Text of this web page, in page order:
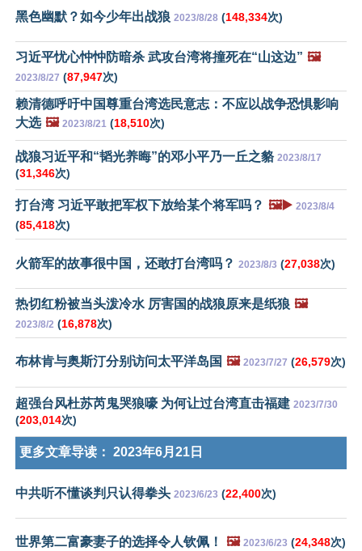
黑色幽默？如今少年出战狼 2023/8/28 (148,334次)
习近平忧心忡忡防暗杀 武攻台湾将撞死在“山这边” 🖼️
2023/8/27 (87,947次)
赖清德呼吁中国尊重台湾选民意志：不应以战争恐惧影响
大选 🖼️ 2023/8/21 (18,510次)
战狼习近平和“韬光养晦”的邓小平乃一丘之貉 2023/8/17
(31,346次)
打台湾 习近平敢把军权下放给某个将军吗？ 🖼️▶️ 2023/8/4
(85,418次)
火箭军的故事很中国，还敢打台湾吗？ 2023/8/3 (27,038次)
热切红粉被当头泼冷水 厉害国的战狼原来是纸狼 🖼️
2023/8/2 (16,878次)
布林肯与奥斯汀分别访问太平洋岛国 🖼️ 2023/7/27 (26,579次)
超强台风杜苏芮鬼哭狼嚎 为何让过台湾直击福建 2023/7/30
(203,014次)
更多文章导读： 2023年6月21日
中共听不懂谈判只认得拳头 2023/6/23 (22,400次)
世界第二富豪妻子的选择令人钦佩！ 🖼️ 2023/6/23 (24,348次)